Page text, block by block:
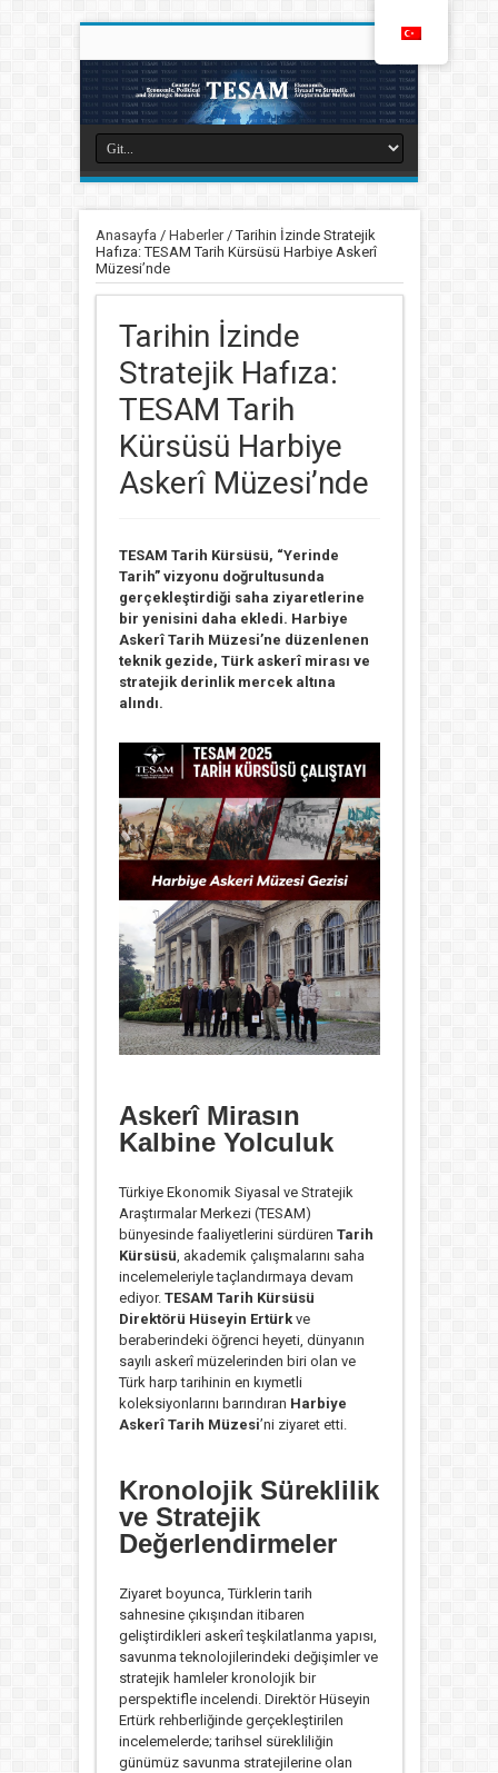
Anasayfa / Haberler/Tarihin İzinde Stratejik
Hafıza: TESAM Tarih Kürsüsü Harbiye Askerî
Müzesi’nde
Tarihin İzinde
Stratejik Hafıza:
TESAM Tarih
Kürsüsü Harbiye
Askerî Müzesi’nde
TESAM Tarih Kürsüsü, “Yerinde
Tarih” vizyonu doğrultusunda
gerçekleştirdiği saha ziyaretlerine
bir yenisini daha ekledi. Harbiye
Askerî Tarih Müzesi’ne düzenlenen
teknik gezide, Türk askerî mirası ve
stratejik derinlik mercek altına
alındı.
Askerî Mirasın
Kalbine Yolculuk
Türkiye Ekonomik Siyasal ve Stratejik
Araştırmalar Merkezi (TESAM)
bünyesinde faaliyetlerini sürdüren Tarih
Kürsüsü, akademik çalışmalarını saha
incelemeleriyle taçlandırmaya devam
ediyor. TESAM Tarih Kürsüsü
Direktörü Hüseyin Ertürkve
beraberindeki öğrenci heyeti, dünyanın
sayılı askerî müzelerinden biri olan ve
Türk harp tarihinin en kıymetli
koleksiyonlarını barındıran Harbiye
Askerî Tarih Müzesi’ni ziyaret etti.
Kronolojik Süreklilik
ve Stratejik
Değerlendirmeler
Ziyaret boyunca, Türklerin tarih
sahnesine çıkışından itibaren
geliştirdikleri askerî teşkilatlanma yapısı,
savunma teknolojilerindeki değişimler ve
stratejik hamleler kronolojik bir
perspektifle incelendi. Direktör Hüseyin
Ertürk rehberliğinde gerçekleştirilen
incelemelerde; tarihsel sürekliliğin
günümüz savunma stratejilerine olan